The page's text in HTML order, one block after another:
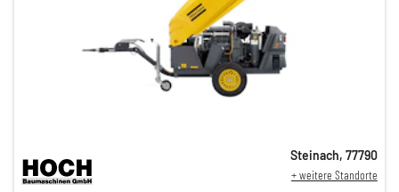
Steinach, 77790
+ weitere Standorte